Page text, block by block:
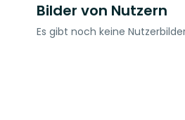
Bilder von Nutzern
Es gibt noch keine